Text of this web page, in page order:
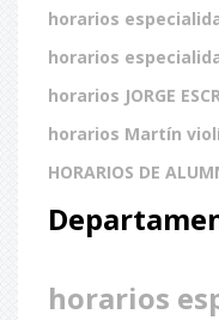
horarios
horarios
horarios JORGE
horarios Martín
HORARIOS DE
horarios